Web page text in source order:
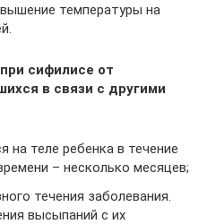
температуры на
сифилисе от
в связи с другими
на теле ребенка в течение
– несколько месяцев;
течения заболевания.
высыпаний с их